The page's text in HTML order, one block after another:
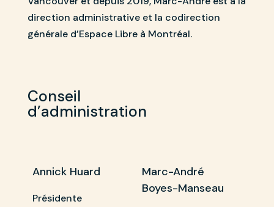
direction administrative et la codirection
générale d’Espace Libre à Montréal.
Conseil
d’administration
Annick Huard
Présidente
Marc-André
Boyes-Manseau